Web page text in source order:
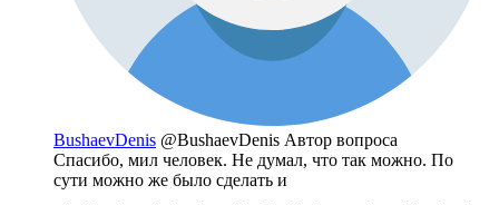
BushaevDenis @BushaevDenis Автор вопроса
Спасибо, мил человек. Не думал, что так можно. По
сути можно же было сделать и